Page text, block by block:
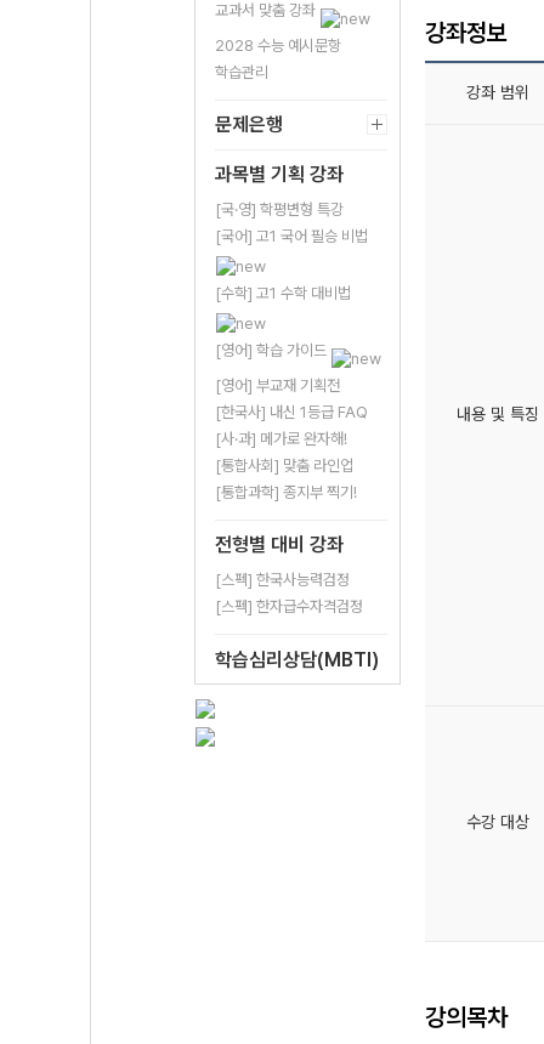
교과서 맞춤 강좌
2028 수능 예시문항
학습관리
문제은행
과목별 기획 강좌
[국·영] 학평변형 특강
[국어] 고1 국어 필승 비법
[수학] 고1 수학 대비법
[영어] 학습 가이드
[영어] 부교재 기획전
[한국사] 내신 1등급 FAQ
[사·과] 메가로 완자해!
[통합사회] 맞춤 라인업
[통합과학] 종지부 찍기!
전형별 대비 강좌
[스펙] 한국사능력검정
[스펙] 한자급수자격검정
학습심리상담(MBTI)
강좌정보
강좌 범위
내용 및 특징
수강 대상
강의목차